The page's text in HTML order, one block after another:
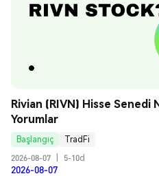
Rivian (RIVN) Hisse Senedi
Yorumlar
Başlangıç
TradFi
2026-08-07
5-10d
2026-08-07